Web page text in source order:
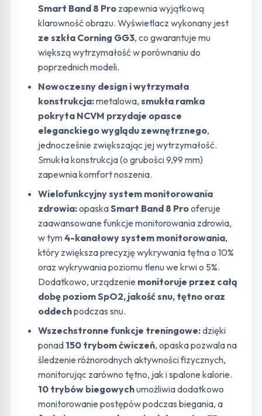
Smart Band 8 Pro zapewnia wyjątkową
klarowność obrazu. Wyświetlacz wykonany jest
ze szkła Corning GG3, co gwarantuje mu
większą wytrzymałość w porównaniu do
poprzednich modeli.
Nowoczesny design i wytrzymała
konstrukcja:metalowa, smukła ramka
pokryta NCVM przydaje opasce
eleganckiego wyglądu zewnętrznego,
jednocześnie zwiększając jej wytrzymałość.
Smukła konstrukcja (o grubości 9,99 mm)
zapewnia komfort noszenia.
Wielofunkcyjny system monitorowania
zdrowia:opaskaSmart Band 8 Prooferuje
zaawansowane funkcje monitorowania zdrowia,
w tym4-kanałowy system monitorowania,
który zwiększa precyzję wykrywania tętna o 10%
oraz wykrywania poziomu tlenu we krwi o 5%.
Dodatkowo, urządzenie monitoruje przez całą
dobę poziom SpO2, jakość snu, tętno oraz
oddechpodczas snu.
Wszechstronne funkcje treningowe:dzięki
ponad 150 trybom ćwiczeń, opaska pozwala na
śledzenie różnorodnych aktywności fizycznych,
monitorując zarówno tętno, jak i spalone kalorie.
10 trybów biegowychumożliwia dodatkowo
monitorowanie postępów podczas biegania, a